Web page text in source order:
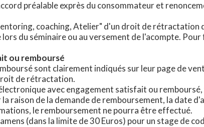
préalable exprès du consommateur et
coaching, Atelier" d'un droit de rétractation
du séminaire ou au versement de l'acompte.
ou remboursé
sont clairement indiqués sur leur page de
de rétractation.
avec engagement satisfait ou
raison de la demande de remboursement, la date
le remboursement ne pourra être effectué.
(dans la limite de 30 Euros) pour un stage de